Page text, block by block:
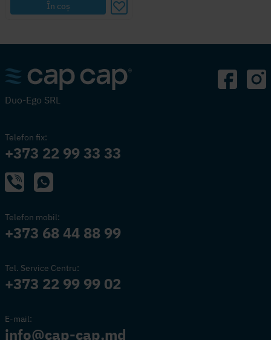
În coș
Duo-Ego SRL
Telefon fix:
+373 22 99 33 33
Telefon mobil:
+373 68 44 88 99
Tel. Service Centru:
+373 22 99 99 02
E-mail:
info@cap-cap.md